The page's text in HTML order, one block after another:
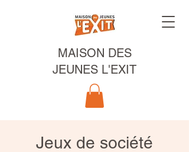
MAISON DES
JEUNES L'EXIT
Jeux de société